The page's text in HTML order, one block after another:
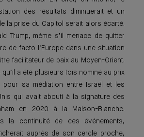
des résultats diminuerait et un
la prise du Capitol serait alors écarté.
Trump, même s’il menace de quitter
de facto l’Europe dans une situation
facilitateur de paix au Moyen-Orient.
a été plusieurs fois nominé au prix
pour sa médiation entre Israël et les
qui avait abouti à la signature des
en 2020 à la Maison-Blanche.
la continuité de ces événements,
auprès de son cercle proche,